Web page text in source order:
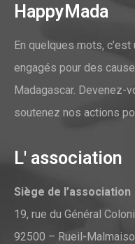
HappyMada
En quelques mots,
engagés pour des
Madagascar. Devenez-
soutenez nos actions
L' association
Siège de l’association
19, rue du Général
92500 – Rueil-